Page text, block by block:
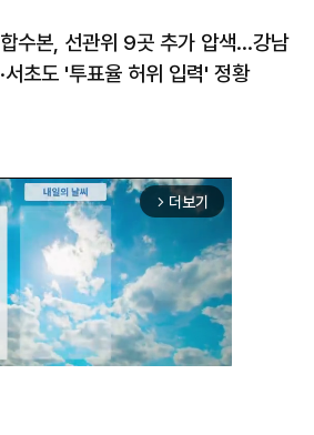
합수본, 선관위 9곳 추가 압색…강남
·서초도 '투표율 허위 입력' 정황
arrow_forward_ios 더보기